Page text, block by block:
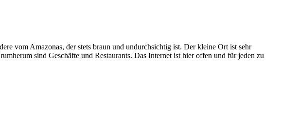
vom Amazonas, der stets braun und undurchsichtig ist. Der kleine Ort ist sehr
sind Geschäfte und Restaurants. Das Internet ist hier offen und für jeden zu